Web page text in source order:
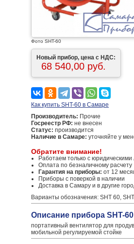
Фото SHT-60
Новый прибор, цена с НДС:
68 540,00 руб.
Как купить SHT-60 в Самаре
Производитель: Прочие
Госреестр РФ: не внесен
Статус: производится
Наличие в Самаре: уточняйте у
Обратите внимание!
Работаем только с
Оплата по безналичному расчету
Гарантия на приборы: от 12
Приборы с поверкой в наличии
Доставка в Самару и в другие
Варианты обозначения: SHT 60,
Описание прибора SHT-
портативный вентилятор для
мобильной регулируемой стойке